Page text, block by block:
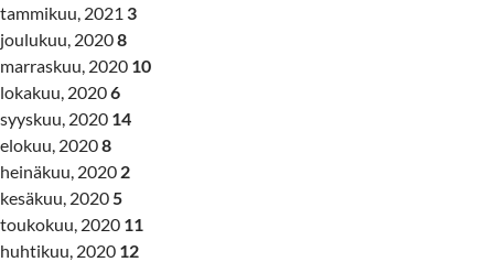
tammikuu, 2021 3
joulukuu, 20208
marraskuu, 2020 10
lokakuu, 20206
syyskuu, 2020 14
elokuu, 20208
heinäkuu, 2020 2
kesäkuu, 2020 5
toukokuu, 2020 11
huhtikuu, 2020 12